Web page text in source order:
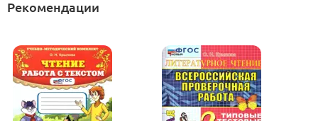
Рекомендации